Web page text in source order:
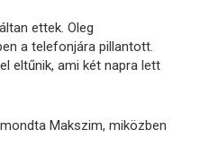
ettek. Oleg
a telefonjára pillantott.
eltűnik, ami két napra lett
Makszim, miközben